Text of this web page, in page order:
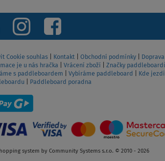
ZOBRAZIT
Cookie souhlas Kontakt Obchodní podmínky
je u nás hračka
Vrácení zboží
Značky
s paddleboardem
Vybíráme paddleboard
Kde
Paddleboard poradna
system by Community Systems s.r.o. © 2010 - 2026